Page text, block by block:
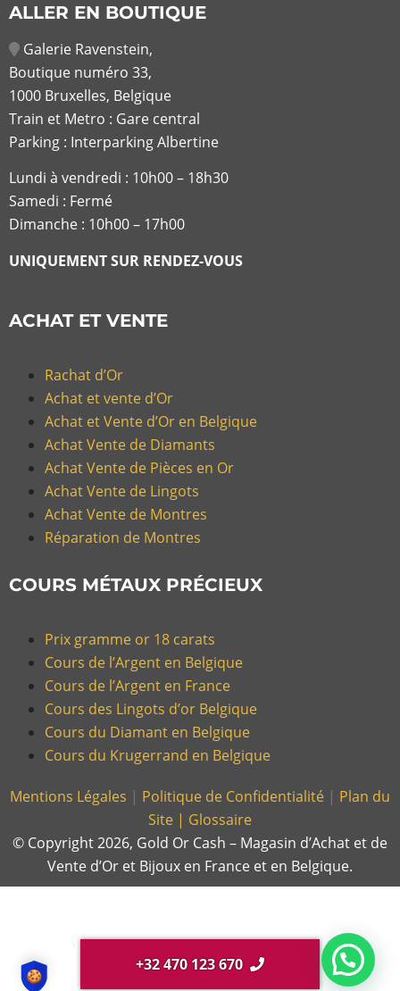
+32 470 123 670
ALLER EN BOUTIQUE
Galerie Ravenstein,
Boutique numéro 33,
1000 Bruxelles, Belgique
Train et Metro : Gare central
Parking : Interparking Albertine
Lundi à vendredi : 10h00 – 18h30
Samedi : Fermé
Dimanche : 10h00 – 17h00
UNIQUEMENT SUR RENDEZ-VOUS
ACHAT ET VENTE
Rachat d’Or
Achat et vente d’Or
Achat et Vente d’Or en Belgique
Achat Vente de Diamants
Achat Vente de Pièces en Or
Achat Vente de Lingots
Achat Vente de Montres
Réparation de Montres
COURS MÉTAUX PRÉCIEUX
Prix gramme or 18 carats
Cours de l’Argent en Belgique
Cours de l’Argent en France
Cours des Lingots d’or Belgique
Cours du Diamant en Belgique
Cours du Krugerrand en Belgique
Mentions Légales | Politique de Confidentialité | Plan du
Site | Glossaire
© Copyright 2026, Gold Or Cash – Magasin d’Achat et de
Vente d’Or et Bijoux en France et en Belgique.